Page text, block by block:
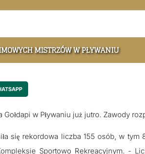
MISTRZÓW W PŁYWANIU
w Pływaniu już jutro. Zawody
się rekordowa liczba 155 osób, w
Sportowo Rekreacyjnym. -